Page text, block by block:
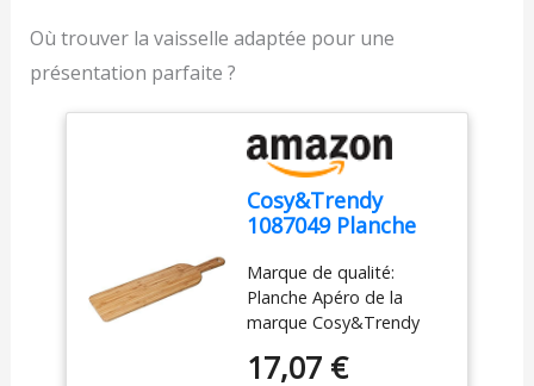
légumes, le quinoa et les
travaux de cuisine
occupés.
vaisselle peut déformer
la maille fine et altérer le
Où trouver la vaisselle adaptée pour une
présentation parfaite ?
Cosy&Trendy
1087049 Planche
naturel,
60x14.1xh1.5 Cm,
Beige
Marque de qualité:
Planche Apéro de la
marque Cosy&Trendy
produits de service
17,07 €